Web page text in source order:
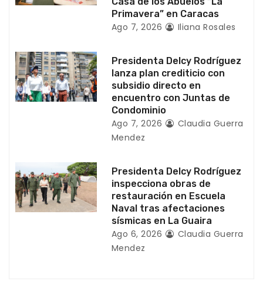
t
a
d
Primavera” en Caracas
Ago 7, 2026 Iliana Rosales
Presidenta Delcy Rodríguez
lanza plan crediticio con
subsidio directo en
encuentro con Juntas de
Condominio
Ago 7, 2026
Claudia Guerra
Mendez
Presidenta Delcy Rodríguez
inspecciona obras de
restauración en Escuela
Naval tras afectaciones
sísmicas en La Guaira
Ago 6, 2026
Claudia Guerra
Mendez